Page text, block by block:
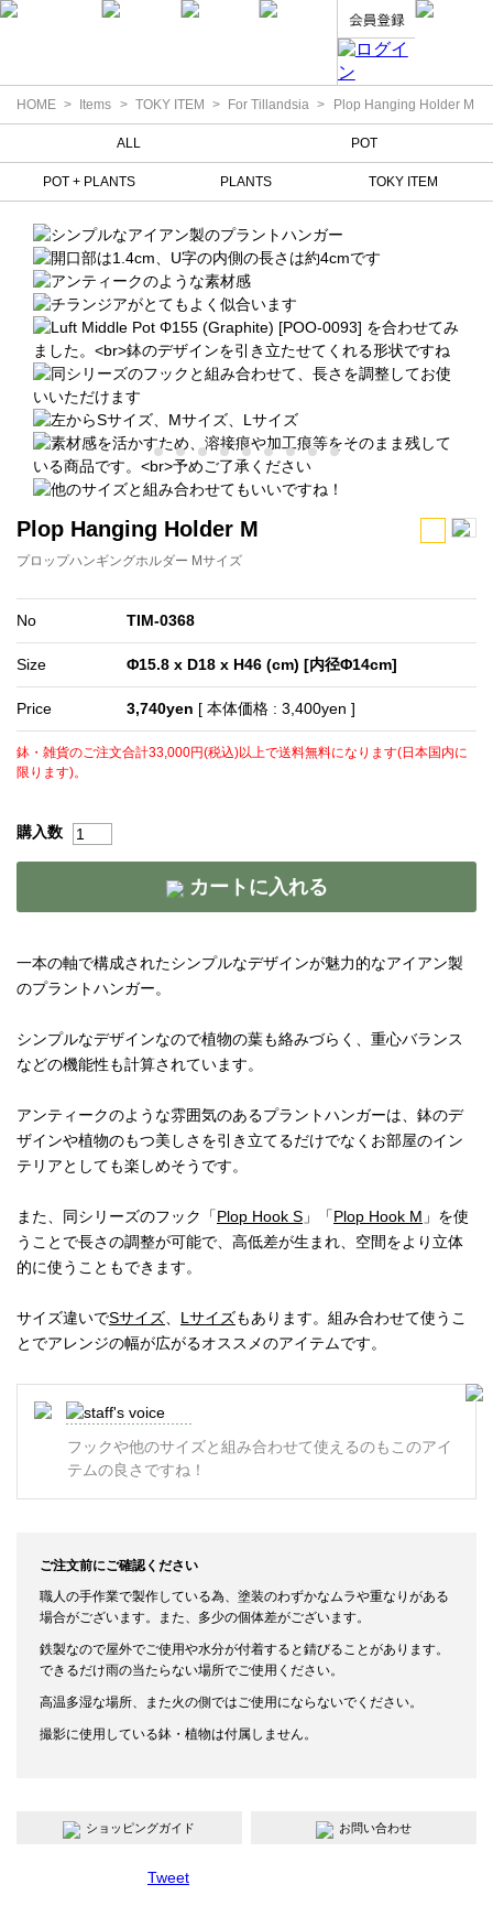
HOME Items TOKY ITEM For Tillandsia Plop Hanging Holder M
ALL POT
POT + PLANTS PLANTS TOKY ITEM
Plop Hanging Holder M
プロップハンギングホルダー Mサイズ
No TIM-0368
Size Φ15.8 x D18 x H46 (cm) [内径Φ14cm]
Price 3,740yen [ 本体価格 : 3,400yen ]
鉢・雑貨のご注文合計33,000円(税込)以上で送料無料になります(日本国内に
限ります)。
購入数
カートに入れる
一本の軸で構成されたシンプルなデザインが魅力的なアイアン製
のプラントハンガー。
シンプルなデザインなので植物の葉も絡みづらく、重心バランス
などの機能性も計算されています。
アンティークのような雰囲気のあるプラントハンガーは、鉢のデ
ザインや植物のもつ美しさを引き立てるだけでなくお部屋のイン
テリアとしても楽しめそうです。
また、同シリーズのフック「Plop Hook S 」「Plop Hook M 」を使
うことで長さの調整が可能で、高低差が生まれ、空間をより立体
的に使うこともできます。
サイズ違いでSサイズ Lサイズもあります。組み合わせて使うこ
とでアレンジの幅が広がるオススメのアイテムです。
フックや他のサイズと組み合わせて使えるのもこのアイ
テムの良さですね！
ご注文前にご確認ください
職人の手作業で製作している為、塗装のわずかなムラや重なりがある
場合がございます。また、多少の個体差がございます。
鉄製なので屋外でご使用や水分が付着すると錆びることがあります。
できるだけ雨の当たらない場所でご使用ください。
高温多湿な場所、また火の側ではご使用にならないでください。
撮影に使用している鉢・植物は付属しません。
ショッピングガイド お問い合わせ
Tweet